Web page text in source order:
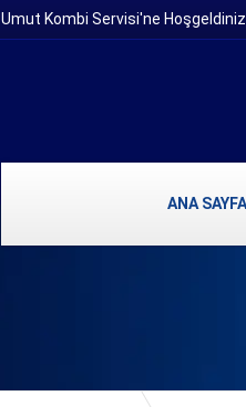
Umut Kombi Servisi'ne Hoşgeldiniz.
ANA SAYFA